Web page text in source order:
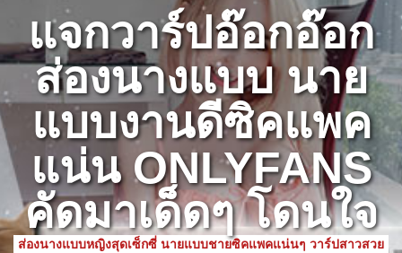
แจกวาร์ปอ๊อกอ๊อก
ส่องนางแบบ นาย
แบบงานดีซิคแพค
แน่น ONLYFANS
คัดมาเด็ดๆ โดนใจ
ส่องนางแบบหญิงสุดเซ็กซี่ นายแบบชายซิคแพคแน่นๆ วาร์ปสาวสวย